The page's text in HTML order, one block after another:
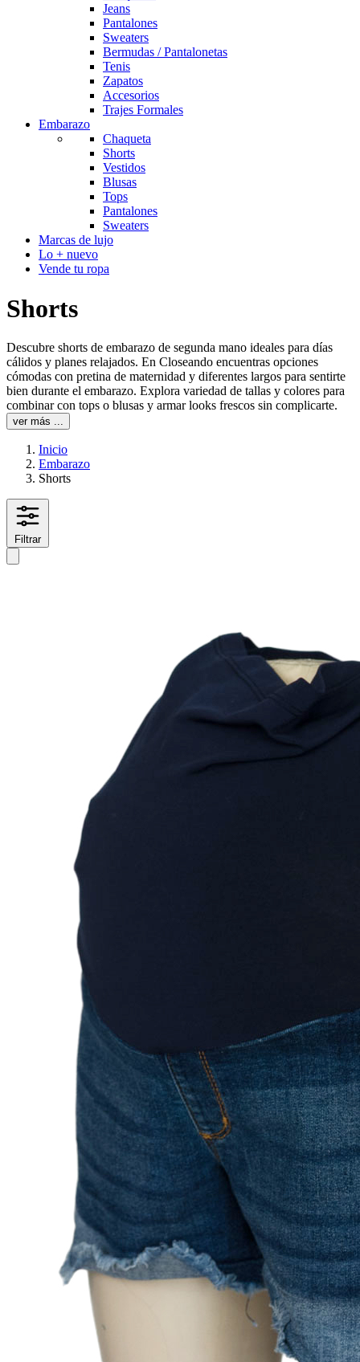
Jeans
Pantalones
Sweaters
Bermudas / Pantalonetas
Tenis
Zapatos
Accesorios
Trajes Formales
Embarazo
Chaqueta
Shorts
Vestidos
Blusas
Tops
Pantalones
Sweaters
Marcas de lujo
Lo + nuevo
Vende tu ropa
Shorts
Descubre shorts de embarazo de segunda mano ideales para días
cálidos y planes relajados. En Closeando encuentras opciones
cómodas con pretina de maternidad y diferentes largos para sentirte
bien durante el embarazo. Explora variedad de tallas y colores para
combinar con tops o blusas y armar looks frescos sin complicarte.
ver más ...
Inicio
Embarazo
Shorts
Filtrar